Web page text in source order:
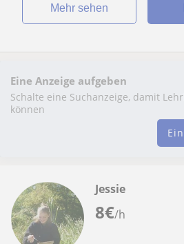
Mehr sehen
Eine Anzeige aufgeben
Schalte eine Suchanzeige, damit
können
8€/h
Jessie